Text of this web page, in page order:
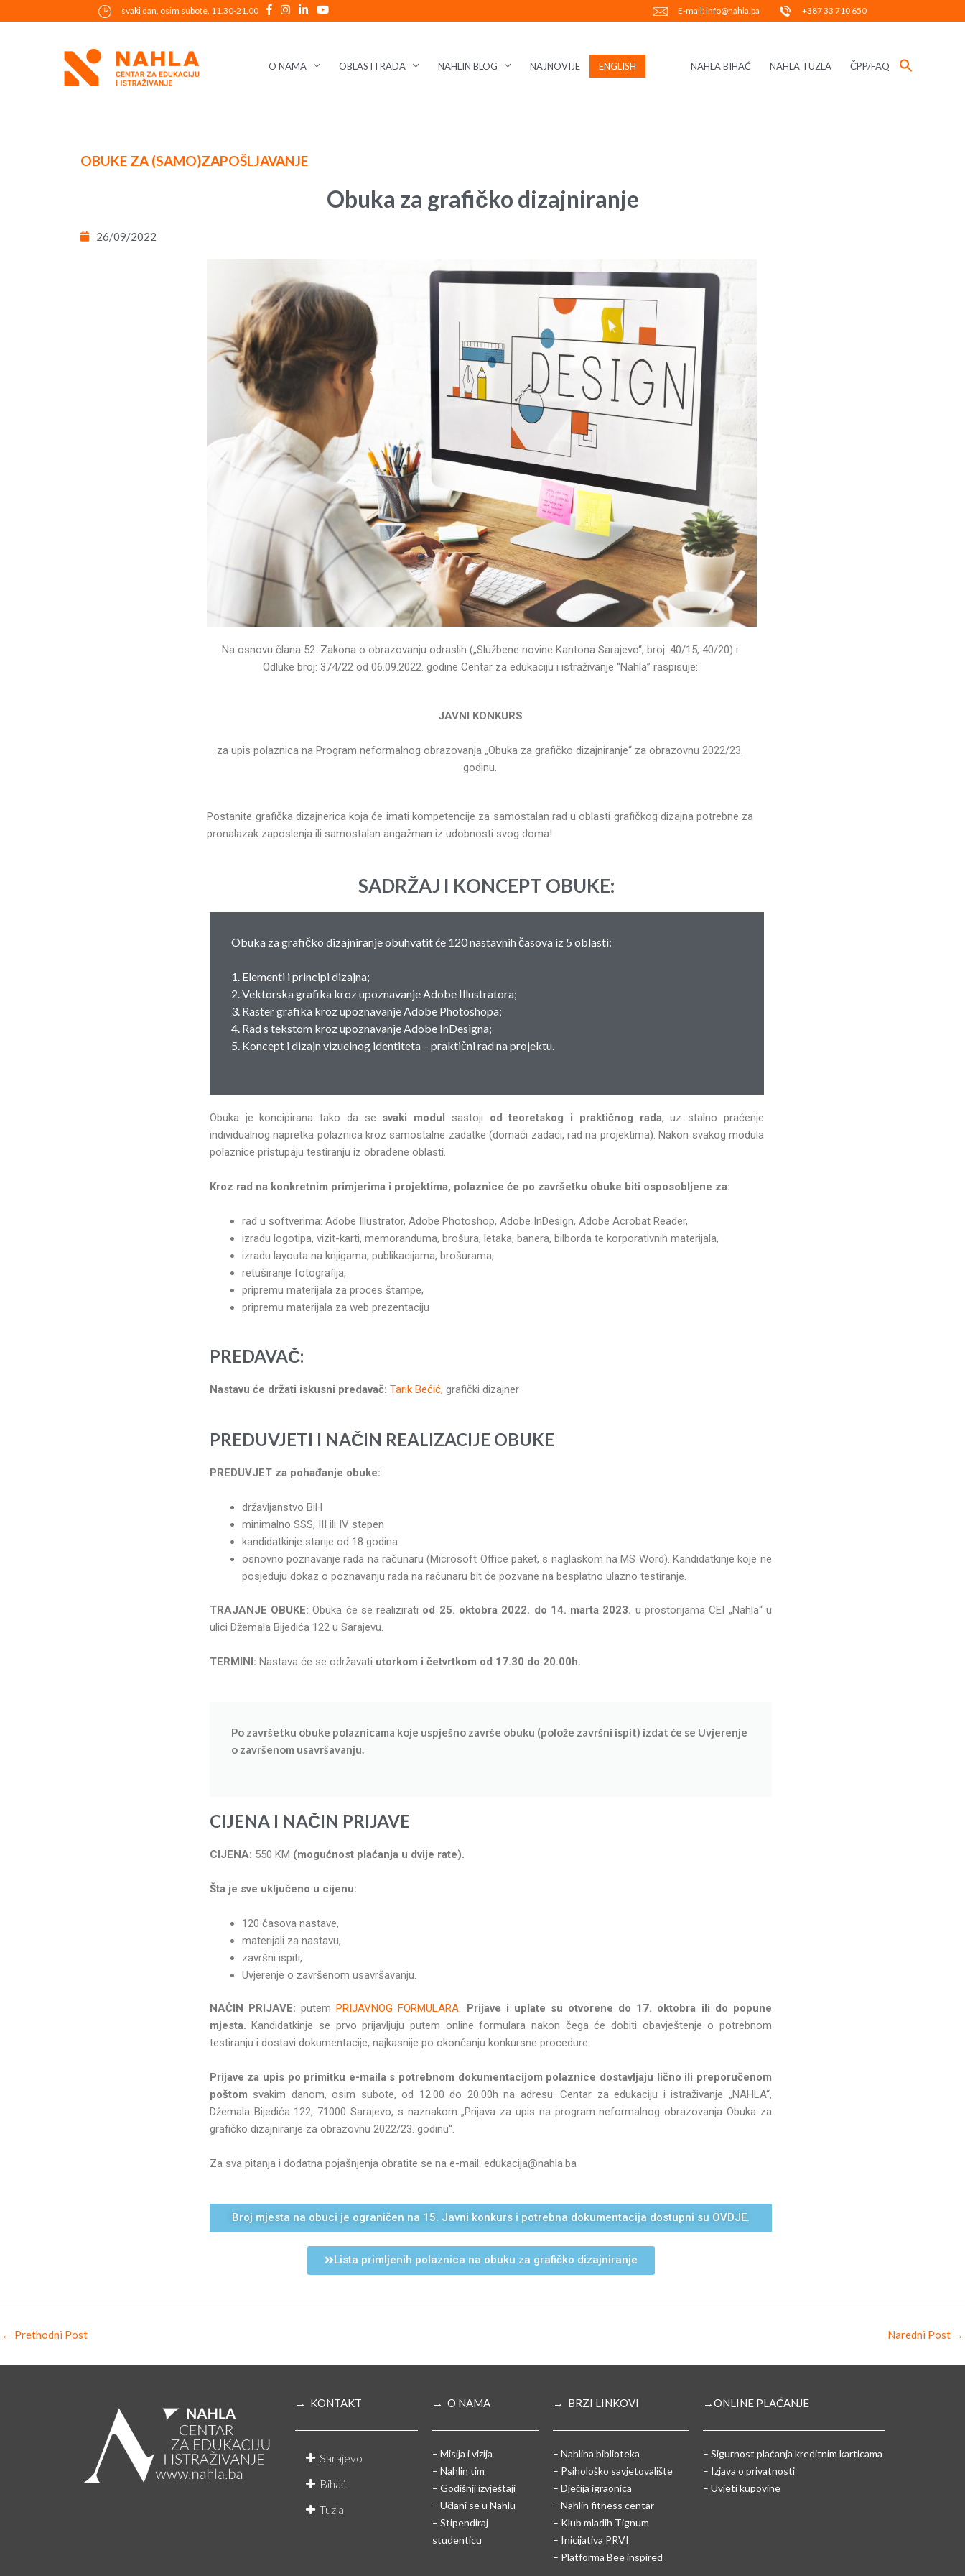
to
svaki dan, osim subote, 11.30-21.00 E-mail: info@nahla.ba +387 33 710 650
O NAMA OBLASTI RADA NAHLIN BLOG NAJNOVIJE ENGLISH NAHLA BIHAĆ NAHLA TUZLA ČPP/FAQ
OBUKE ZA (SAMO)ZAPOŠLJAVANJE
Obuka za grafičko dizajniranje
26/09/2022
Na osnovu člana 52. Zakona o obrazovanju odraslih („Službene novine Kantona Sarajevo“, broj: 40/15, 40/20) i
Odluke broj: 374/22 od 06.09.2022. godine Centar za edukaciju i istraživanje “Nahla” raspisuje:
JAVNI KONKURS
za upis polaznica na Program neformalnog obrazovanja „Obuka za grafičko dizajniranje“ za obrazovnu 2022/23.
godinu.
Postanite grafička dizajnerica koja će imati kompetencije za samostalan rad u oblasti grafičkog dizajna potrebne za
pronalazak zaposlenja ili samostalan angažman iz udobnosti svog doma!
SADRŽAJ I KONCEPT OBUKE:
Obuka za grafičko dizajniranje obuhvatit će 120 nastavnih časova iz 5 oblasti:
1. Elementi i principi dizajna;
2. Vektorska grafika kroz upoznavanje Adobe Illustratora;
3. Raster grafika kroz upoznavanje Adobe Photoshopa;
4. Rad s tekstom kroz upoznavanje Adobe InDesigna;
5. Koncept i dizajn vizuelnog identiteta – praktični rad na projektu.
Obuka je koncipirana tako da se svaki modul sastoji od teoretskog i praktičnog rada, uz stalno praćenje
individualnog napretka polaznica kroz samostalne zadatke (domaći zadaci, rad na projektima). Nakon svakog modula
polaznice pristupaju testiranju iz obrađene oblasti.
Kroz rad na konkretnim primjerima i projektima, polaznice će po završetku obuke biti osposobljene za:
rad u softverima: Adobe Illustrator, Adobe Photoshop, Adobe InDesign, Adobe Acrobat Reader,
izradu logotipa, vizit-karti, memoranduma, brošura, letaka, banera, bilborda te korporativnih materijala,
izradu layouta na knjigama, publikacijama, brošurama,
retuširanje fotografija,
pripremu materijala za proces štampe,
pripremu materijala za web prezentaciju
PREDAVAČ:
Nastavu će držati iskusni predavač: Tarik Bećić, grafički dizajner
PREDUVJETI I NAČIN REALIZACIJE OBUKE
PREDUVJET za pohađanje obuke:
državljanstvo BiH
minimalno SSS, III ili IV stepen
kandidatkinje starije od 18 godina
osnovno poznavanje rada na računaru (Microsoft Office paket, s naglaskom na MS Word). Kandidatkinje koje ne
posjeduju dokaz o poznavanju rada na računaru bit će pozvane na besplatno ulazno testiranje.
TRAJANJE OBUKE: Obuka će se realizirati od 25. oktobra 2022. do 14. marta 2023. u prostorijama CEI „Nahla“ u
ulici Džemala Bijedića 122 u Sarajevu.
TERMINI: Nastava će se održavati utorkom i četvrtkom od 17.30 do 20.00h.
Po završetku obuke polaznicama koje uspješno završe obuku (polože završni ispit) izdat će se Uvjerenje
o završenom usavršavanju.
CIJENA I NAČIN PRIJAVE
CIJENA: 550 KM (mogućnost plaćanja u dvije rate).
Šta je sve uključeno u cijenu:
120 časova nastave,
materijali za nastavu,
završni ispiti,
Uvjerenje o završenom usavršavanju.
NAČIN PRIJAVE: putemPRIJAVNOG FORMULARA. Prijave i uplate su otvorene do 17. oktobra ili do popune
mjesta. Kandidatkinje se prvo prijavljuju putem online formulara nakon čega će dobiti obavještenje o potrebnom
testiranju i dostavi dokumentacije, najkasnije po okončanju konkursne procedure.
Prijave za upis po primitku e-maila s potrebnom dokumentacijom polaznice dostavljaju lično ili preporučenom
poštom svakim danom, osim subote, od 12.00 do 20.00h na adresu: Centar za edukaciju i istraživanje „NAHLA“,
Džemala Bijedića 122, 71000 Sarajevo, s naznakom „Prijava za upis na program neformalnog obrazovanja Obuka za
grafičko dizajniranje za obrazovnu 2022/23. godinu“.
Za sva pitanja i dodatna pojašnjenja obratite se na e-mail: edukacija@nahla.ba
Broj mjesta na obuci je ograničen na 15. Javni konkurs i potrebna dokumentacija dostupni su OVDJE.
Lista primljenih polaznica na obuku za grafičko dizajniranje
← Prethodni Post Naredni Post →
→ KONTAKT
Sarajevo
Bihać
Tuzla
→ O NAMA
– Misija i vizija
– Nahlin tim
– Godišnji izvještaji
– Učlani se u Nahlu
– Stipendiraj
studenticu
→ BRZI LINKOVI
– Nahlina biblioteka
– Psihološko savjetovalište
– Dječija igraonica
– Nahlin fitness centar
– Klub mladih Tignum
– Inicijativa PRVI
– Platforma Bee inspired
→ONLINE PLAĆANJE
– Sigurnost plaćanja kreditnim karticama
– Izjava o privatnosti
– Uvjeti kupovine